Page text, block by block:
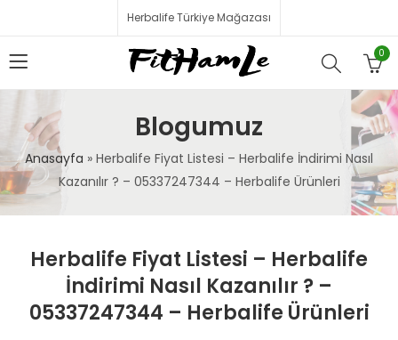
Herbalife Türkiye Mağazası
0
Blogumuz
Anasayfa » Herbalife Fiyat Listesi – Herbalife İndirimi Nasıl
Kazanılır ? – 05337247344 – Herbalife Ürünleri
Herbalife Fiyat Listesi – Herbalife
İndirimi Nasıl Kazanılır ? –
05337247344 – Herbalife Ürünleri